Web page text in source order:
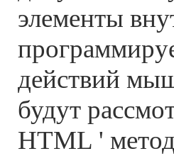
элементы
действий
будут
HTML '